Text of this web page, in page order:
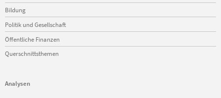
Bildung
Politik und Gesellschaft
Öffentliche Finanzen
Querschnittsthemen
Analysen